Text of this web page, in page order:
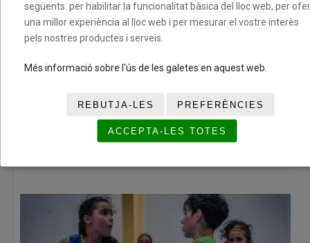
El XII Torneig Cloenda consolida la seva aposta pel
bàsquet base amb dos caps de setmana plens d’esport i
següents: per habilitar la funcionalitat bàsica del lloc web, per
una millor experiència al lloc web i per mesurar el vostre interès
pels nostres productes i serveis.
Més informació sobre l'ús de les galetes en aquest web.
REBUTJA-LES PREFERÈNCIES
ACCEPTA-LES TOTES